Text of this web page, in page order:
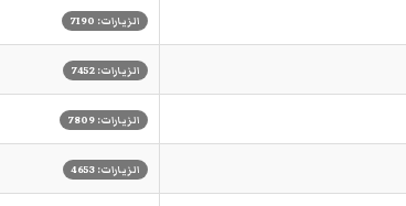
الزيارات: 7190
الزيارات: 7452
الزيارات: 7809
الزيارات: 4653